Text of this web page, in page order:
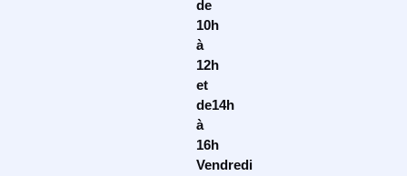
de
10h
à
12h
et
de14h
à
16h
Vendredi